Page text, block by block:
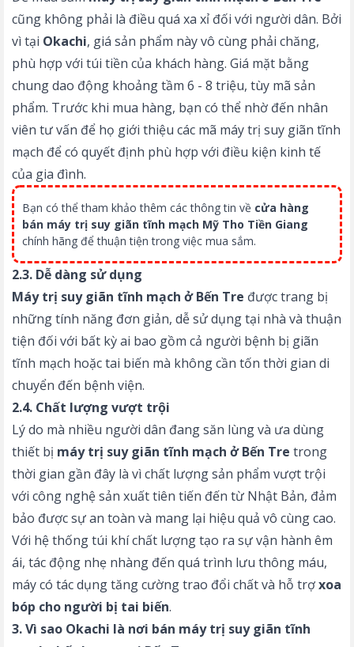
cũng không phải là điều quá xa xỉ đối với người dân. Bởi
vì tại Okachi, giá sản phẩm này vô cùng phải chăng,
phù hợp với túi tiền của khách hàng. Giá mặt bằng
chung dao động khoảng tầm 6 - 8 triệu, tùy mã sản
phẩm. Trước khi mua hàng, bạn có thể nhờ đến nhân
viên tư vấn để họ giới thiệu các mã máy trị suy giãn tĩnh
mạch để có quyết định phù hợp với điều kiện kinh tế
của gia đình.
Bạn có thể tham khảo thêm các thông tin về cửa hàng
bán máy trị suy giãn tĩnh mạch Mỹ Tho Tiền Giang
chính hãng để thuận tiện trong việc mua sắm.
2.3. Dễ dàng sử dụng
Máy trị suy giãn tĩnh mạch ở Bến Tre được trang bị
những tính năng đơn giản, dễ sử dụng tại nhà và thuận
tiện đối với bất kỳ ai bao gồm cả người bệnh bị giãn
tĩnh mạch hoặc tai biến mà không cần tốn thời gian di
chuyển đến bệnh viện.
2.4. Chất lượng vượt trội
Lý do mà nhiều người dân đang săn lùng và ưa dùng
thiết bị máy trị suy giãn tĩnh mạch ở Bến Tre trong
thời gian gần đây là vì chất lượng sản phẩm vượt trội
với công nghệ sản xuất tiên tiến đến từ Nhật Bản, đảm
bảo được sự an toàn và mang lại hiệu quả vô cùng cao.
Với hệ thống túi khí chất lượng tạo ra sự vận hành êm
ái, tác động nhẹ nhàng đến quá trình lưu thông máu,
máy có tác dụng tăng cường trao đổi chất và hỗ trợxoa
bóp cho người bị tai biến.
3. Vì sao Okachi là nơi bán máy trị suy giãn tĩnh